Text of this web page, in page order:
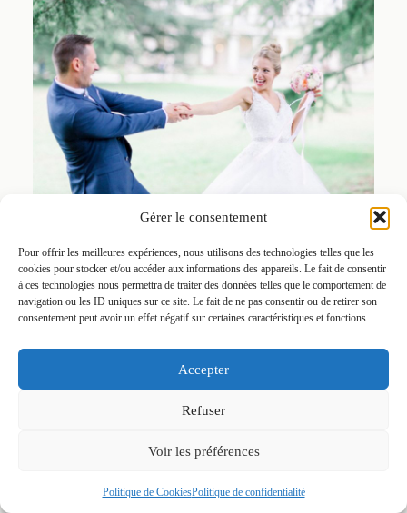
Gérer le consentement
Pour offrir les meilleures expériences, nous utilisons des technologies telles que les
cookies pour stocker et/ou accéder aux informations des appareils. Le fait de consentir
à ces technologies nous permettra de traiter des données telles que le comportement de
navigation ou les ID uniques sur ce site. Le fait de ne pas consentir ou de retirer son
consentement peut avoir un effet négatif sur certaines caractéristiques et fonctions.
Accepter
Refuser
Voir les préférences
Politique de CookiesPolitique de confidentialité